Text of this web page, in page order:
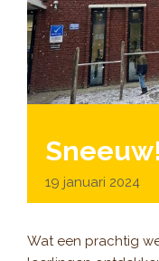
19 januari 2024
Wat een prachtig